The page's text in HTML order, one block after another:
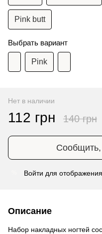
Pink butt
Выбрать вариант
Pink
Нет в наличии
112 грн 140 грн
Сообщить,
Войти для
Описание
Набор накладных ногтей